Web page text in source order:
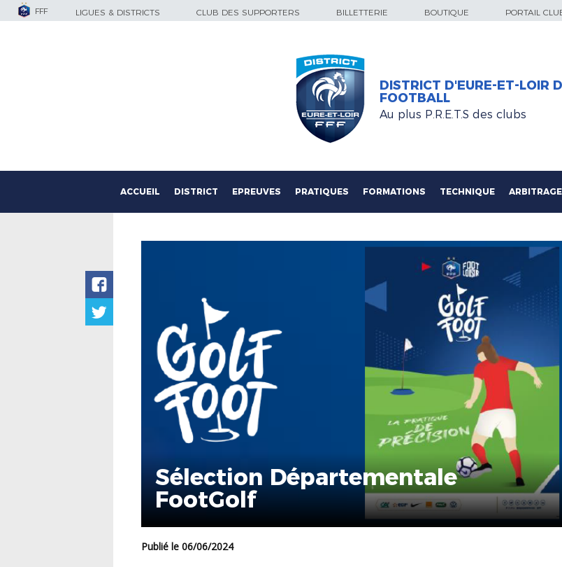
FFF LIGUES & DISTRICTS CLUB DES SUPPORTERS BILLETTERIE BOUTIQUE PORTAIL
DISTRICT D'EURE-ET-LOIR
FOOTBALL
Au plus P.R.E.T.S des clubs
ACCUEIL DISTRICT EPREUVES PRATIQUES FORMATIONS TECHNIQUE ARBITRAGE
Sélection Départementale
FootGolf
Publié le 06/06/2024